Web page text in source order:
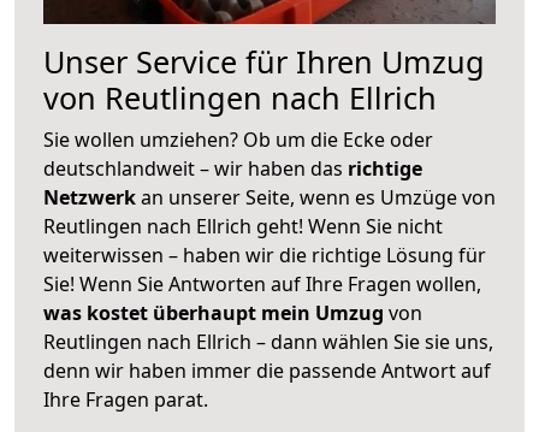
Unser Service für Ihren Umzug
von Reutlingen nach Ellrich
Sie wollen umziehen? Ob um die Ecke oder
deutschlandweit – wir haben das richtige
Netzwerkan unserer Seite, wenn es Umzüge von
Reutlingen nach Ellrich geht! Wenn Sie nicht
weiterwissen – haben wir die richtige Lösung für
Sie! Wenn Sie Antworten auf Ihre Fragen wollen,
was kostet überhaupt mein Umzug von
Reutlingen nach Ellrich – dann wählen Sie sie uns,
denn wir haben immer die passende Antwort auf
Ihre Fragen parat.